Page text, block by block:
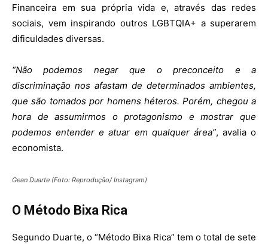
Financeira em sua própria vida e, através das redes
sociais, vem inspirando outros LGBTQIA+ a superarem
dificuldades diversas.
“Não podemos negar que o preconceito e a
discriminação nos afastam de determinados ambientes,
que são tomados por homens héteros. Porém, chegou a
hora de assumirmos o protagonismo e mostrar que
podemos entender e atuar em qualquer área”, avalia o
economista.
Gean Duarte (Foto: Reprodução/ Instagram)
O Método Bixa Rica
Segundo Duarte, o “Método Bixa Rica” tem o total de sete